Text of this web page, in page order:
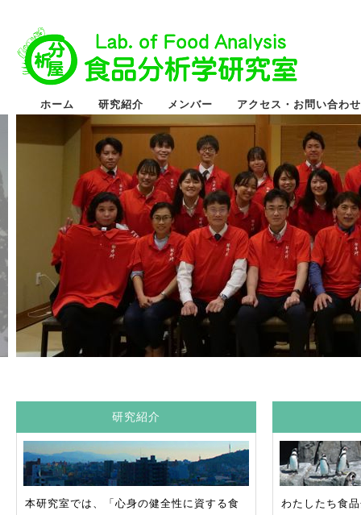
ホーム 研究紹介 メンバー アクセス・お問い合わせ
研究紹介
本研究室では、「心身の健全性に資する食
わたしたち食